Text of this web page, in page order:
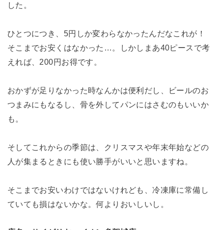
した。
ひとつにつき、5円しか変わらなかったんだなこれが！
そこまでお安くはなかった…。しかしまあ40ピースで考
えれば、200円お得です。
おかずが足りなかった時なんかは便利だし、ビールのお
つまみにもなるし、骨を外してパンにはさむのもいいか
も。
そしてこれからの季節は、クリスマスや年末年始などの
人が集まるときにも使い勝手がいいと思いますね。
そこまでお安いわけではないけれども、冷凍庫に常備し
ていても損はないかな。何よりおいしいし。